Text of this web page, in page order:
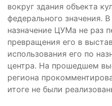
вокруг здания объекта
федерального значения.
назначение ЦУМа не раз
превращения его в
использования его по
центра. На прошедшем
региона
итоге не были